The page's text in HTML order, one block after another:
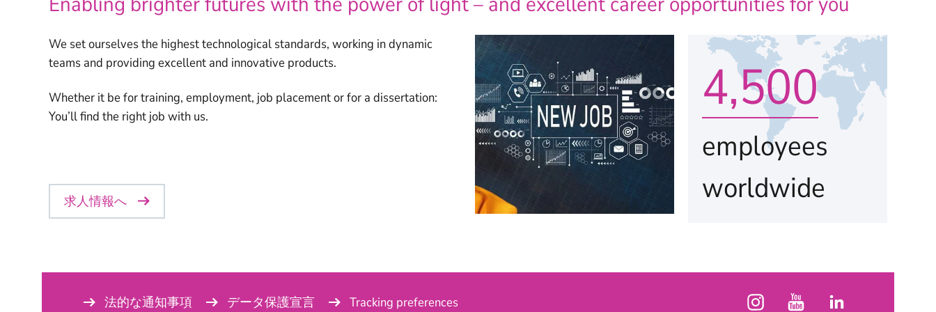
We set ourselves the highest technological standards, working in dynamic
teams and providing excellent and innovative products.
Whether it be for training, employment, job placement or for a dissertation:
You’ll find the right job with us.
求人情報へ
4,500
employees
worldwide
法的な通知事項 データ保護宣言 Tracking preferences